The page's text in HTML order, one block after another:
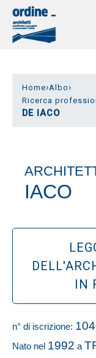
Home›Albo›
Ricerca
DE IACO
IACO
IN
n° di iscrizione:
Nato nel 1992 a